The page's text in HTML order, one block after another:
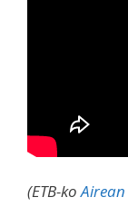
(ETB-koAirean